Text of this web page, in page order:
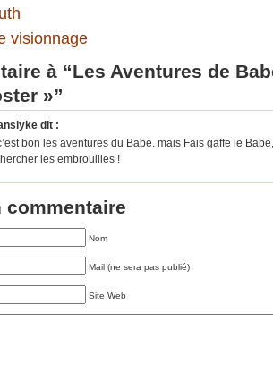
visionnage
à “Les Aventures de
»”
dit :
bon les aventures du Babe. mais Fais gaffe le
les embrouilles !
commentaire
Nom
Mail (ne sera pas publié)
Site Web